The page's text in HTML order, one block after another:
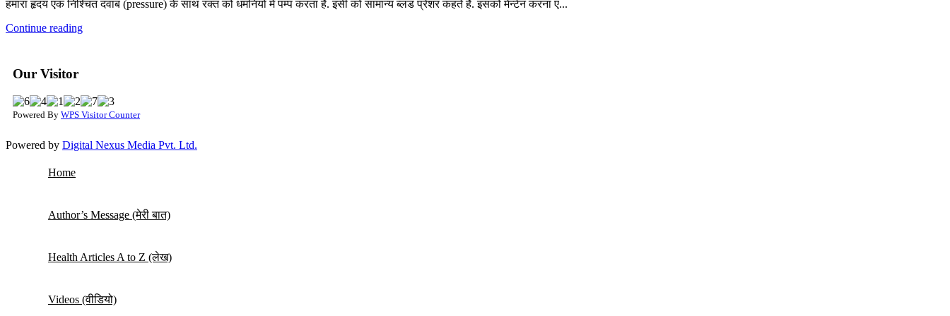
हमारा हृदय एक निश्चित दवाब (pressure) के साथ रक्त को धमनियों में पम्प करता है. इसी को सामान्य ब्लड प्रेशर कहते हैं. इसको मेन्टेन करना ए...
Continue reading
Our Visitor
Powered By WPS Visitor Counter
Powered by Digital Nexus Media Pvt. Ltd.
Home
Author’s Message (मेरी बात)
Health Articles A to Z (लेख)
Videos (वीडियो)